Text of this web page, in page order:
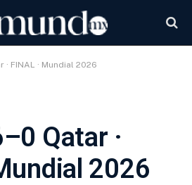
· FINAL · Mundial 2026
Qatar ·
2026